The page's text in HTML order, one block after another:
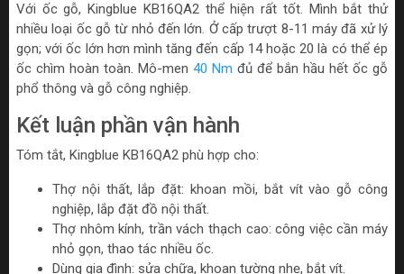
Với ốc gỗ, Kingblue KB16QA2 thể hiện rất tốt. Mình bắt thử
nhiều loại ốc gỗ từ nhỏ đến lớn. Ở cấp trượt 8-11 máy đã xử lý
gọn; với ốc lớn hơn mình tăng đến cấp 14 hoặc 20 là có thể ép
ốc chìm hoàn toàn. Mô-men 40 Nm đủ để bắn hầu hết ốc gỗ
phổ thông và gỗ công nghiệp.
Kết luận phần vận hành
Tóm tắt, Kingblue KB16QA2 phù hợp cho:
Thợ nội thất, lắp đặt: khoan mồi, bắt vít vào gỗ công
nghiệp, lắp đặt đồ nội thất.
Thợ nhôm kính, trần vách thạch cao: công việc cần máy
nhỏ gọn, thao tác nhiều ốc.
Dùng gia đình: sửa chữa, khoan tường nhẹ, bắt vít.